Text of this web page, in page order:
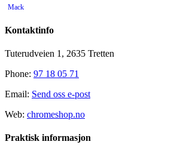
Mack
Peterbilt
Tilhenger
Universal
Volvo
Kontaktinfo
Tuterudveien 1, 2635 Tretten
Phone: 97 18 05 71
Email: Send oss e-post
Web: chromeshop.no
Praktisk informasjon